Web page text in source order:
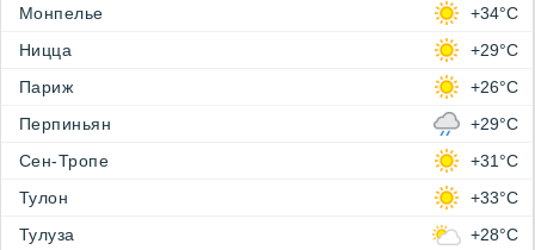
Монпелье
+34°C
Ницца
+29°C
Париж
+26°C
Перпиньян
+29°C
Сен-Тропе
+31°C
Тулон
+33°C
Тулуза
+28°C